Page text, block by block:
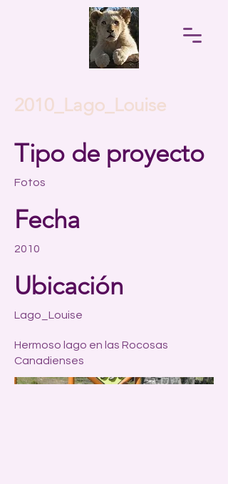
2010_Lago_Louise
Tipo de proyecto
Fotos
Fecha
2010
Ubicación
Lago_Louise
Hermoso lago en las Rocosas
Canadienses